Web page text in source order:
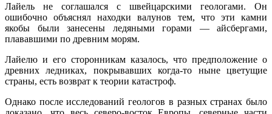
Лайель не соглашался с швейцарскими геологами. Он
ошибочно объяснял находки валунов тем, что эти камни
якобы были занесены ледяными горами — айсбергами,
плававшими по древним морям.
Лайелю и его сторонникам казалось, что предположение о
древних ледниках, покрывавших когда-то ныне цветущие
страны, есть возврат к теории катастроф.
Однако после исследований геологов в разных странах было